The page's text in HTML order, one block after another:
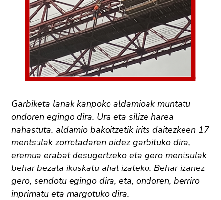
Garbiketa lanak kanpoko aldamioak muntatu
ondoren egingo dira. Ura eta silize harea
nahastuta, aldamio bakoitzetik irits daitezkeen 17
mentsulak zorrotadaren bidez garbituko dira,
eremua erabat desugertzeko eta gero mentsulak
behar bezala ikuskatu ahal izateko. Behar izanez
gero, sendotu egingo dira, eta, ondoren, berriro
inprimatu eta margotuko dira.